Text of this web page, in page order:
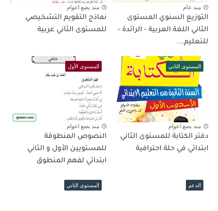
منذ عام
التوزيع السنوي المستوى
الثاني اللغة العربية - الرائدة -
للتعليم...
منذ بضع اعوام
نماذج التقويم التشخيصي
للمستوى الثاني عربية
المستوى الثاني
منذ بضع اعوام
دفتر الكتابة للمستوى الثاني
ابتدائي في حلة احترافية
المستوى الأول
منذ بضع اعوام
النصوص المنطوقة
للمستويين الأول و الثاني
ابتدائي لفهم المنطوق
الدعم المستوى الثاني